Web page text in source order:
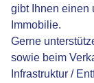
gibt Ihnen einen
Immobilie.
Gerne
sowie beim
Infrastruktur /